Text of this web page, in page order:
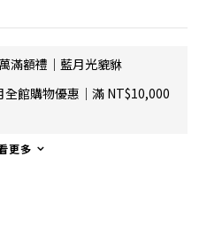
滿額禮｜藍月光貔貅
全館購物優惠｜滿 NT$10,000
更多